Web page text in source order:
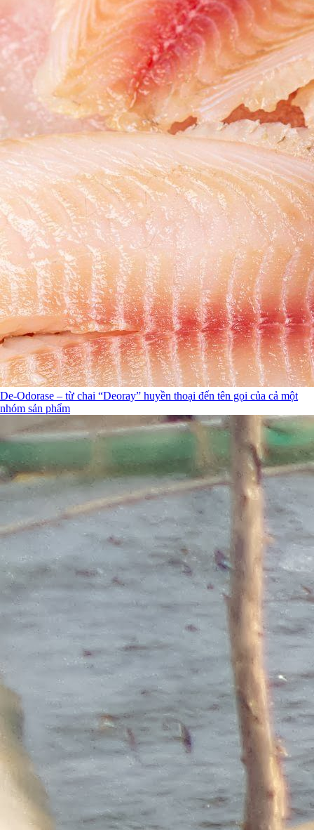
De-Odorase – từ chai “Deoray” huyền thoại đến tên gọi của cả một
nhóm sản phẩm